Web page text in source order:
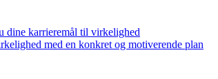
dine karrieremål til virkelighed
med en konkret og motiverende plan